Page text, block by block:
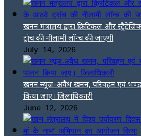
खनन मंत्रालय द्वारा क्रिटिकल और
ट्रांच की नीलामी लॉन्च की जाएगी
July 14, 2026
खनन न्यूज-अवैध खनन, परिवहन एवं
किया जाए। जिलाधिकारी
June 12, 2026